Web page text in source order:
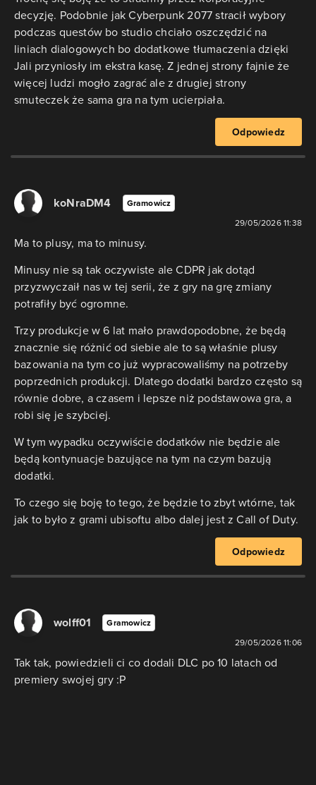
decyzję. Podobnie jak Cyberpunk 2077 stracił wybory
podczas questów bo studio chciało oszczędzić na
liniach dialogowych bo dodatkowe tłumaczenia dzięki
Jali przyniosły im ekstra kasę. Z jednej strony fajnie że
więcej ludzi mogło zagrać ale z drugiej strony
smuteczek że sama gra na tym ucierpiała.
Odpowiedz
koNraDM4
Gramowicz
29/05/2026 11:38
Ma to plusy, ma to minusy.
Minusy nie są tak oczywiste ale CDPR jak dotąd
przyzwyczaił nas w tej serii, że z gry na grę zmiany
potrafiły być ogromne.
Trzy produkcje w 6 lat mało prawdopodobne, że będą
znacznie się różnić od siebie ale to są właśnie plusy
bazowania na tym co już wypracowaliśmy na potrzeby
poprzednich produkcji. Dlatego dodatki bardzo często są
równie dobre, a czasem i lepsze niż podstawowa gra, a
robi się je szybciej.
W tym wypadku oczywiście dodatków nie będzie ale
będą kontynuacje bazujące na tym na czym bazują
dodatki.
To czego się boję to tego, że będzie to zbyt wtórne, tak
jak to było z grami ubisoftu albo dalej jest z Call of Duty.
Odpowiedz
wolff01
Gramowicz
29/05/2026 11:06
Tak tak, powiedzieli ci co dodali DLC po 10 latach od
premiery swojej gry :P